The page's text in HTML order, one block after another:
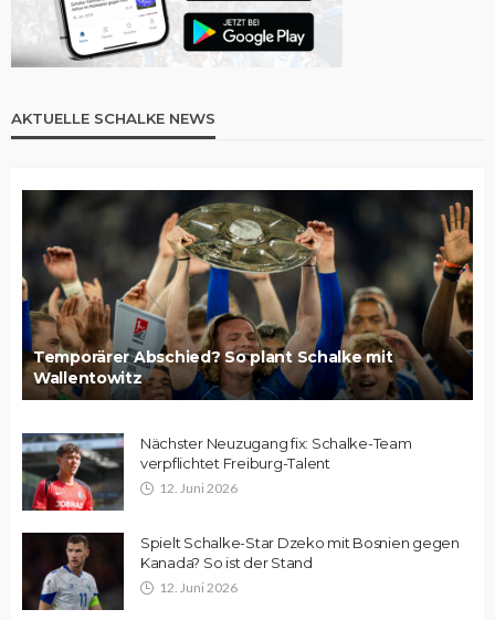
AKTUELLE SCHALKE NEWS
Temporärer Abschied? So plant Schalke mit
Wallentowitz
Nächster Neuzugang fix: Schalke-Team
verpflichtet Freiburg-Talent
12. Juni 2026
Spielt Schalke-Star Dzeko mit Bosnien gegen
Kanada? So ist der Stand
12. Juni 2026